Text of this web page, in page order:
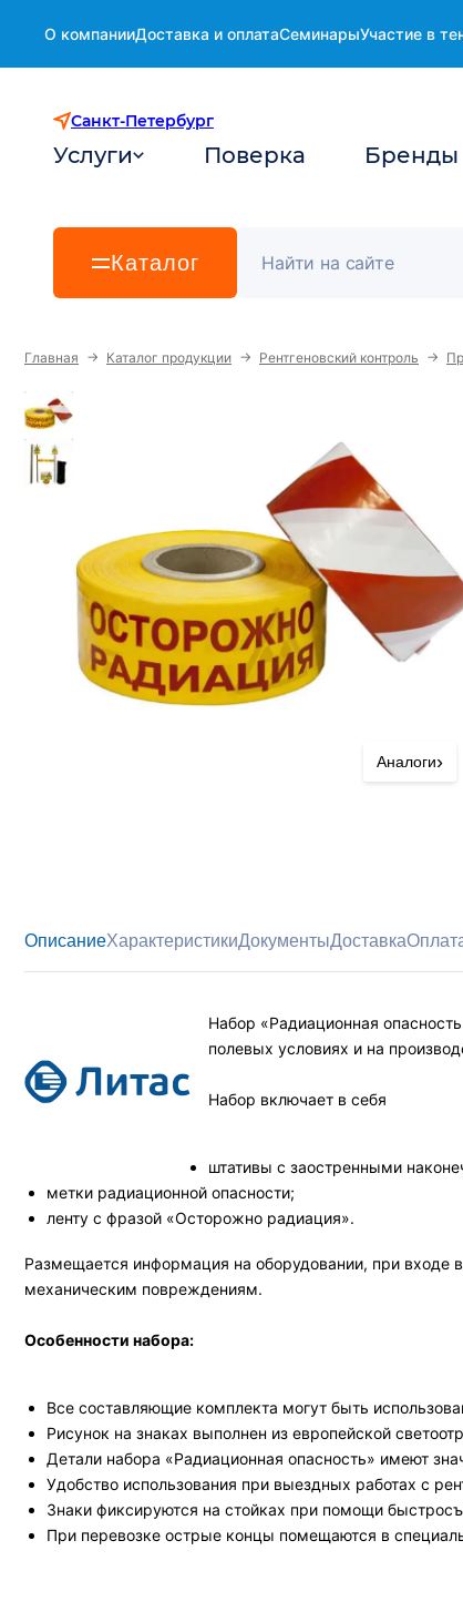
О компанииДоставка и оплатаСеминарыУчастие в
Санкт-Петербург
Услуги Поверка Бренды
Каталог
Главная → Каталог продукции → Рентгеновский контроль →
Аналоги›
ОписаниеХарактеристикиДокументыДоставка
Набор «Радиационная
полевых условиях и на
Набор включает в себя
штативы с заостренными
метки радиационной опасности;
ленту с фразой «Осторожно радиация».
Размещается информация на оборудовании, при входе
механическим повреждениям.
Особенности набора:
Все составляющие комплекта могут быть
Рисунок на знаках выполнен из европейской
Детали набора «Радиационная опасность» имеют
Удобство использования при выездных работах с
Знаки фиксируются на стойках при помощи
При перевозке острые концы помещаются в